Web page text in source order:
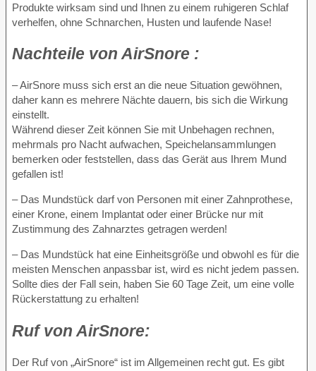
Produkte wirksam sind und Ihnen zu einem ruhigeren Schlaf
verhelfen, ohne Schnarchen, Husten und laufende Nase!
Nachteile von AirSnore :
– AirSnore muss sich erst an die neue Situation gewöhnen,
daher kann es mehrere Nächte dauern, bis sich die Wirkung
einstellt.
Während dieser Zeit können Sie mit Unbehagen rechnen,
mehrmals pro Nacht aufwachen, Speichelansammlungen
bemerken oder feststellen, dass das Gerät aus Ihrem Mund
gefallen ist!
– Das Mundstück darf von Personen mit einer Zahnprothese,
einer Krone, einem Implantat oder einer Brücke nur mit
Zustimmung des Zahnarztes getragen werden!
– Das Mundstück hat eine Einheitsgröße und obwohl es für die
meisten Menschen anpassbar ist, wird es nicht jedem passen.
Sollte dies der Fall sein, haben Sie 60 Tage Zeit, um eine volle
Rückerstattung zu erhalten!
Ruf von AirSnore:
Der Ruf von „AirSnore“ ist im Allgemeinen recht gut. Es gibt